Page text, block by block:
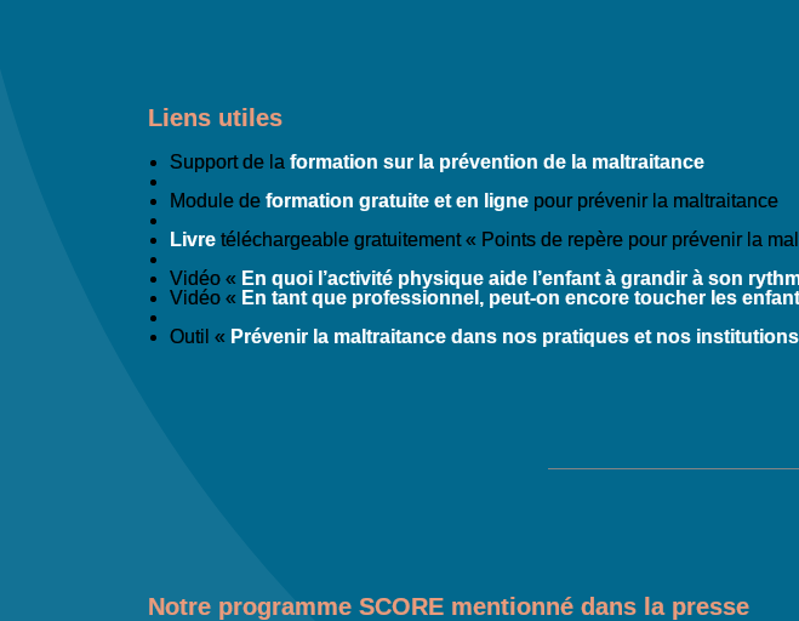
Liens utiles
Support de la formation sur la prévention de la maltraitance
Module de formation gratuite et en ligne pour prévenir la maltraitance
Livre téléchargeable gratuitement « Points de repère pour prévenir la
Vidéo « En quoi l’activité physique aide l’enfant à grandir à son
Vidéo « En tant que professionnel, peut-on encore toucher les
Outil « Prévenir la maltraitance dans nos pratiques et nos institutions
Notre programme SCORE mentionné dans la presse